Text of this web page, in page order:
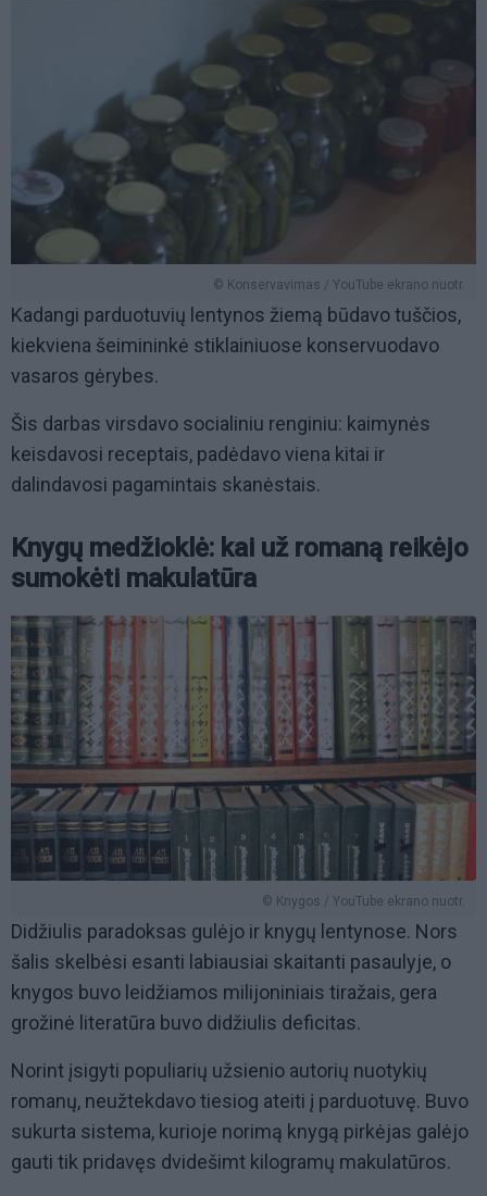
© Konservavimas / YouTube ekrano nuotr.
Kadangi parduotuvių lentynos žiemą būdavo tuščios,
kiekviena šeimininkė stiklainiuose konservuodavo
vasaros gėrybes.
Šis darbas virsdavo socialiniu renginiu: kaimynės
keisdavosi receptais, padėdavo viena kitai ir
dalindavosi pagamintais skanėstais.
Knygų medžioklė: kai už romaną reikėjo
sumokėti makulatūra
© Knygos / YouTube ekrano nuotr.
Didžiulis paradoksas gulėjo ir knygų lentynose. Nors
šalis skelbėsi esanti labiausiai skaitanti pasaulyje, o
knygos buvo leidžiamos milijoniniais tiražais, gera
grožinė literatūra buvo didžiulis deficitas.
Norint įsigyti populiarių užsienio autorių nuotykių
romanų, neužtekdavo tiesiog ateiti į parduotuvę. Buvo
sukurta sistema, kurioje norimą knygą pirkėjas galėjo
gauti tik pridavęs dvidešimt kilogramų makulatūros.